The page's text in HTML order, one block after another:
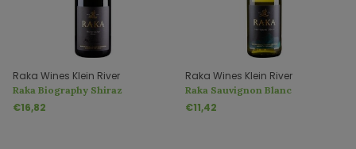
Raka Wines Klein River
Raka Biography Shiraz
€16,82
Raka Wines Klein River
Raka Sauvignon Blanc
€11,42